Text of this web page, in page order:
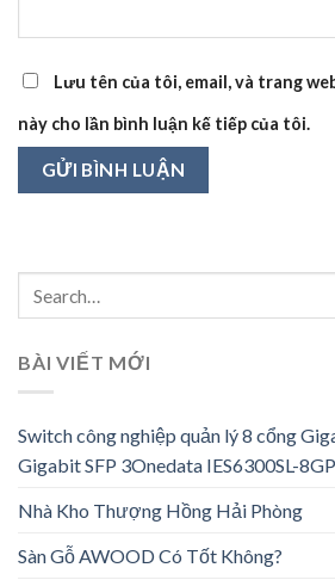
Lưu tên của tôi, email, và trang
này cho lần bình luận kế tiếp của tôi.
BÀI VIẾT MỚI
Switch công nghiệp quản lý 8 cổng
Gigabit SFP 3Onedata IES6300SL-
Nhà Kho Thượng Hồng Hải Phòng
Sàn Gỗ AWOOD Có Tốt Không?